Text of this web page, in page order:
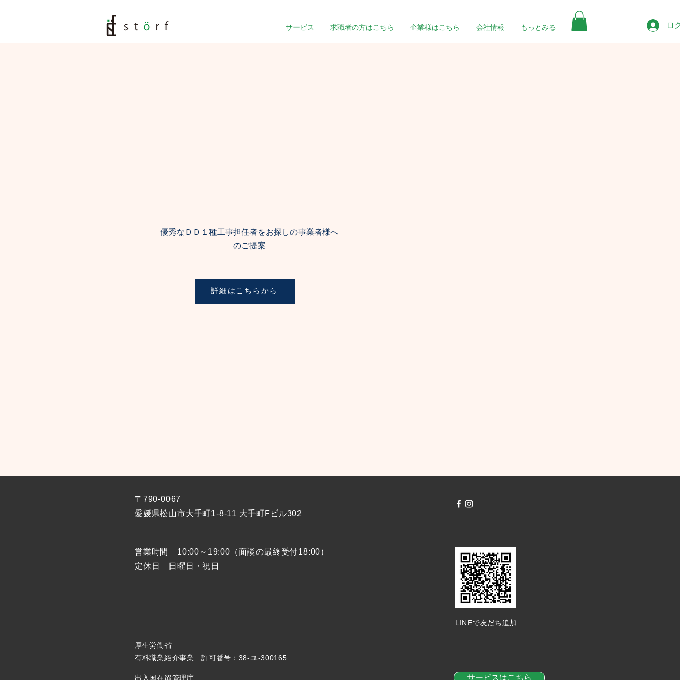
サービス 求職者の方はこちら 企業様はこちら 会社情報 もっとみる ロ
優秀なＤＤ１種工事担任者をお探しの事業者様へ
のご提案
詳細はこちらから
〒790-0067
愛媛県松山市大手町1-8-11 大手町Fビル302
営業時間 10:00～19:00（面談の最終受付18:00）
定休日 日曜日・祝日
LINEで友だち追加
厚生労働省
有料職業紹介事業 許可番号：38-ユ-300165
出入国在留管理庁 サービスはこちら